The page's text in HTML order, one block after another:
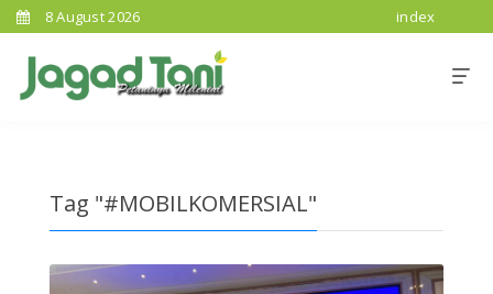
8 August 2026 index
Tag "#MOBILKOMERSIAL"